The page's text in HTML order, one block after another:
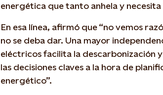
energética que tanto anhela y necesita
En esa línea, afirmó que “no vemos
no se deba dar. Una mayor
eléctricos facilita la descarbonización
las decisiones claves a la hora de
energético”.